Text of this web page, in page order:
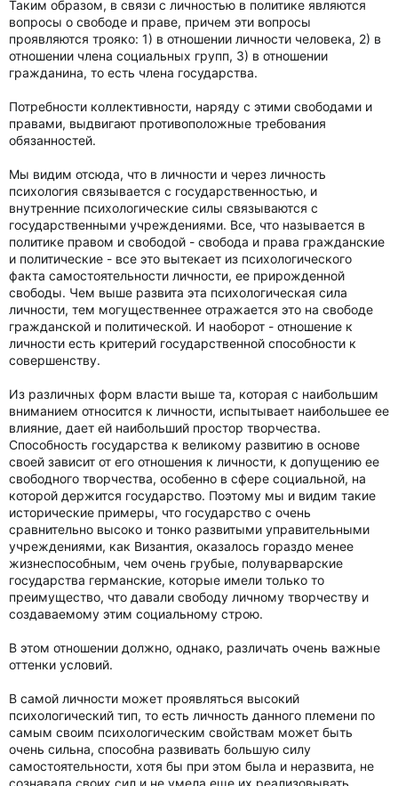
Таким образом, в связи с личностью в политике являются
вопросы о свободе и праве, причем эти вопросы
проявляются трояко: 1) в отношении личности человека, 2) в
отношении члена социальных групп, 3) в отношении
гражданина, то есть члена государства.
Потребности коллективности, наряду с этими свободами и
правами, выдвигают противоположные требования
обязанностей.
Мы видим отсюда, что в личности и через личность
психология связывается с государственностью, и
внутренние психологические силы связываются с
государственными учреждениями. Все, что называется в
политике правом и свободой - свобода и права гражданские
и политические - все это вытекает из психологического
факта самостоятельности личности, ее прирожденной
свободы. Чем выше развита эта психологическая сила
личности, тем могущественнее отражается это на свободе
гражданской и политической. И наоборот - отношение к
личности есть критерий государственной способности к
совершенству.
Из различных форм власти выше та, которая с наибольшим
вниманием относится к личности, испытывает наибольшее ее
влияние, дает ей наибольший простор творчества.
Способность государства к великому развитию в основе
своей зависит от его отношения к личности, к допущению ее
свободного творчества, особенно в сфере социальной, на
которой держится государство. Поэтому мы и видим такие
исторические примеры, что государство с очень
сравнительно высоко и тонко развитыми управительными
учреждениями, как Византия, оказалось гораздо менее
жизнеспособным, чем очень грубые, полуварварские
государства германские, которые имели только то
преимущество, что давали свободу личному творчеству и
создаваемому этим социальному строю.
В этом отношении должно, однако, различать очень важные
оттенки условий.
В самой личности может проявляться высокий
психологический тип, то есть личность данного племени по
самым своим психологическим свойствам может быть
очень сильна, способна развивать большую силу
самостоятельности, хотя бы при этом была и неразвита, не
сознавала своих сил и не умела еще их реализовывать.